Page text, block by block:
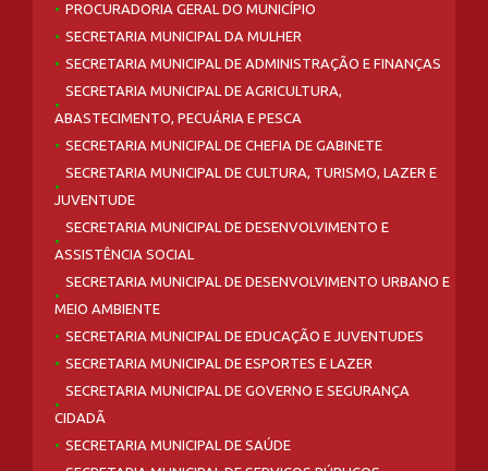
PROCURADORIA GERAL DO MUNICÍPIO
SECRETARIA MUNICIPAL DA MULHER
SECRETARIA MUNICIPAL DE ADMINISTRAÇÃO E FINANÇAS
SECRETARIA MUNICIPAL DE AGRICULTURA,
ABASTECIMENTO, PECUÁRIA E PESCA
SECRETARIA MUNICIPAL DE CHEFIA DE GABINETE
SECRETARIA MUNICIPAL DE CULTURA, TURISMO, LAZER E
JUVENTUDE
SECRETARIA MUNICIPAL DE DESENVOLVIMENTO E
ASSISTÊNCIA SOCIAL
SECRETARIA MUNICIPAL DE DESENVOLVIMENTO URBANO E
MEIO AMBIENTE
SECRETARIA MUNICIPAL DE EDUCAÇÃO E JUVENTUDES
SECRETARIA MUNICIPAL DE ESPORTES E LAZER
SECRETARIA MUNICIPAL DE GOVERNO E SEGURANÇA
CIDADÃ
SECRETARIA MUNICIPAL DE SAÚDE